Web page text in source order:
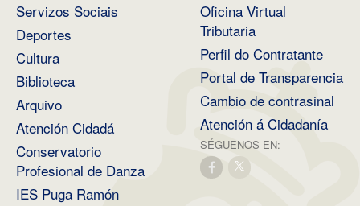
Servizos Sociais
Deportes
Cultura
Biblioteca
Arquivo
Atención Cidadá
Conservatorio
Profesional de Danza
IES Puga Ramón
Oficina Virtual
Tributaria
Perfil do Contratante
Portal de Transparencia
Cambio de contrasinal
Atención á Cidadanía
SÉGUENOS EN: